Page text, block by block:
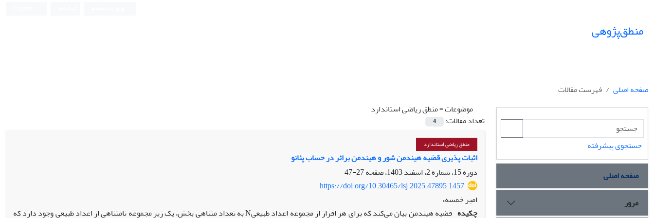
منطق‌پژوهی
صفحه اصلی
فهرست مقالات
موضوعات =منطق ریاضی استاندارد
تعداد مقالات:
4
منطق ریاضی استاندارد
اثبات پذیری قضیه هیندمن شور و هیندمن برائر در حساب پئانو
دوره 15، شماره 2، اسفند 1403، صفحه
27-47
https://doi.org/10.30465/lsj.2025.47895.1457
امیر خمسهء
چکیده
قضیه هیندمن بیان می‌کند که برای هر افراز از مجموعه اعداد طبیعیN به تعداد متناهی بخش، یک زیر مجموعه نامتناهی از اعداد طبیعی وجود دارد که
جستجوی پیشرفته
صفحه اصلی
مرور